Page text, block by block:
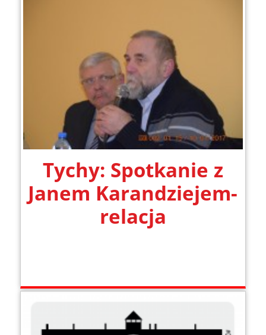
Tychy: Spotkanie z
Janem Karandziejem-
relacja